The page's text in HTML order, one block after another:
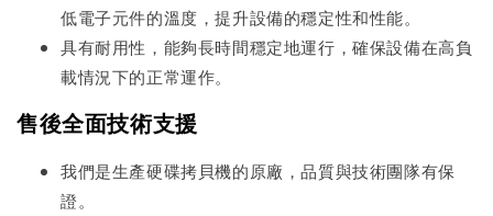
低電子元件的溫度，提升設備的穩定性和性能。
具有耐用性，能夠長時間穩定地運行，確保設備在高負
載情況下的正常運作。
售後全面技術支援
我們是生產硬碟拷貝機的原廠，品質與技術團隊有保
證。